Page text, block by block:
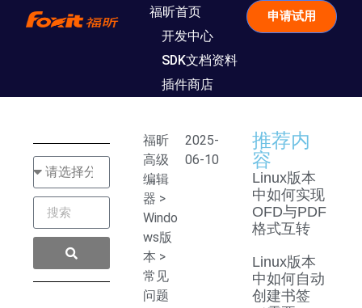
福昕首页
开发中心
SDK文档资料
插件商店
申请试用
福昕
高级
编辑
器 >
Windo
ws版
本 >
常见
问题
2025-
06-10
推荐内
容
Linux版本
中如何实现
OFD与PDF
格式互转
Linux版本
中如何自动
创建书签